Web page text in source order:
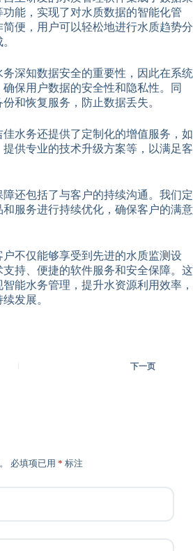
能，实现了对水质数据的智能化管
便，用户可以轻松地进行水质趋势分
深知数据安全的重要性，因此在系统
保用户数据的安全性和隐私性。同
和恢复服务，防止数据丢失。
水务还提供了定制化的增值服务，如
供专业的技术升级方案等，以满足客
还包括了与客户的持续沟通。我们定
服务进行持续优化，确保客户的满意
不仅能够享受到先进的水质监测设
持、便捷的软件服务和安全保障。这
能水务管理，提升水资源利用效率，
发展。
下一页
必填项已用 * 标注